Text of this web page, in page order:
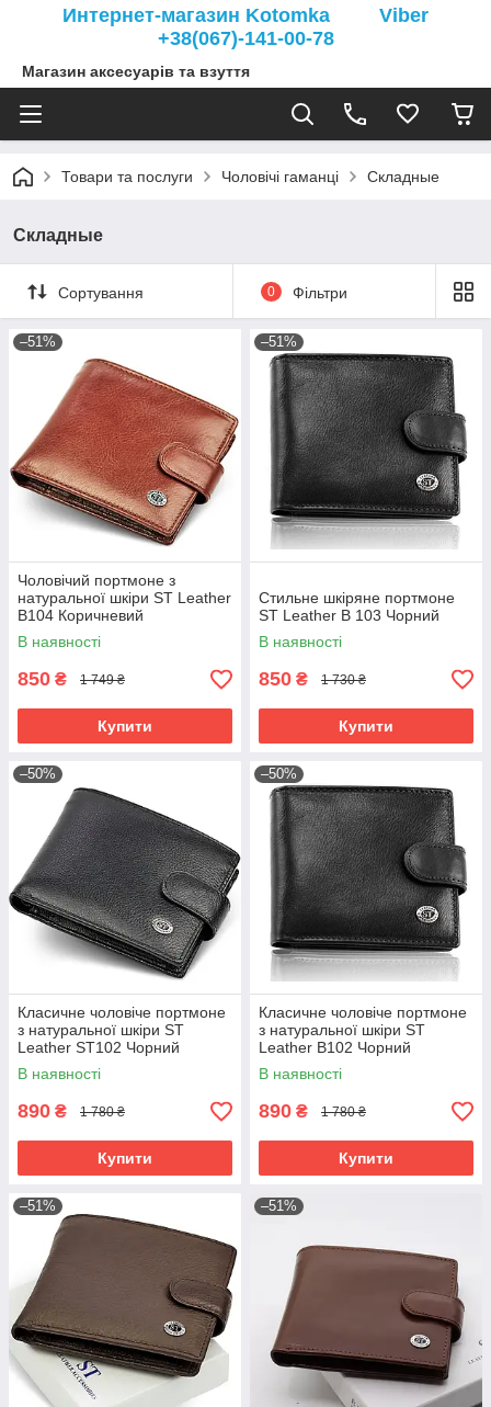
Интернет-магазин Kotomka Viber
+38(067)-141-00-78
Магазин аксесуарів та взуття
Товари та послуги Чоловічі гаманці Складные
Складные
Сортування 0 Фільтри
–51%
Чоловічий портмоне з
натуральної шкіри ST Leather
B104 Коричневий
В наявності
850 ₴ 1 749 ₴
Купити
–51%
Стильне шкіряне портмоне
ST Leather В 103 Чорний
В наявності
850 ₴ 1 730 ₴
Купити
–50%
Класичне чоловіче портмоне
з натуральної шкіри ST
Leather ST102 Чорний
В наявності
890 ₴ 1 780 ₴
Купити
–50%
Класичне чоловіче портмоне
з натуральної шкіри ST
Leather В102 Чорний
В наявності
890 ₴ 1 780 ₴
Купити
–51% –51%